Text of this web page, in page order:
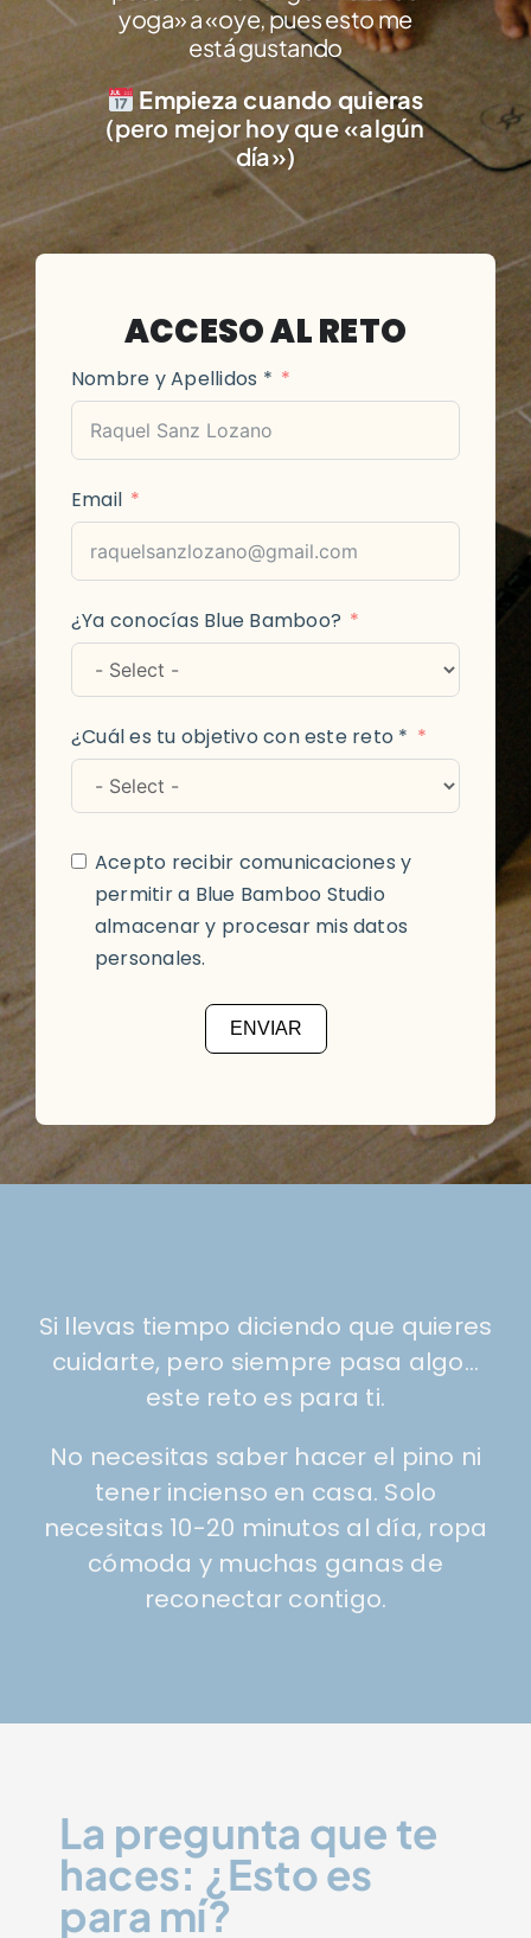
yoga» a «oye, pues esto me
está gustando
Empieza cuando quieras
(pero mejor hoy que «algún
día»)
ACCESO AL RETO
Nombre y Apellidos *
Email
¿Ya conocías Blue Bamboo?
¿Cuál es tu objetivo con este reto *
Acepto recibir comunicaciones y
permitir a Blue Bamboo Studio
almacenar y procesar mis datos
personales.
ENVIAR
Si llevas tiempo diciendo que quieres
cuidarte, pero siempre pasa algo…
este reto es para ti.
No necesitas saber hacer el pino ni
tener incienso en casa. Solo
necesitas 10-20 minutos al día, ropa
cómoda y muchas ganas de
reconectar contigo.
La pregunta que te
haces: ¿Esto es
para mí?